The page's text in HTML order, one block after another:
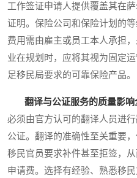
工作签证申请人提供覆盖其在
证明。保险公司和保险计划的
费用需由雇主或员工本人承担
业在规划时，应将其视为固定
足移民局要求的可靠保险产品。
翻译与公证服务的质量影响
必须由官方认可的翻译人员进
公证。翻译的准确性至关重要
移民官员要求补件甚至拒签，
申请费。选择有经验、熟悉移